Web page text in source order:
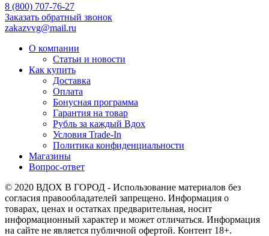
8 (800) 707-76-27
Заказать обратный звонок
zakazvvg@mail.ru
О компании
Статьи и новости
Как купить
Доставка
Оплата
Бонусная программа
Гарантия на товар
Рубль за каждый Вдох
Условия Trade-In
Политика конфиденциальности
Магазины
Вопрос-ответ
© 2020 ВДОХ В ГОРОД - Использование материалов без
согласия правообладателей запрещено. Информация о
товарах, ценах и остатках предварительная, носит
информационный характер и может отличаться. Информация
на сайте не является публичной офертой. Контент 18+.